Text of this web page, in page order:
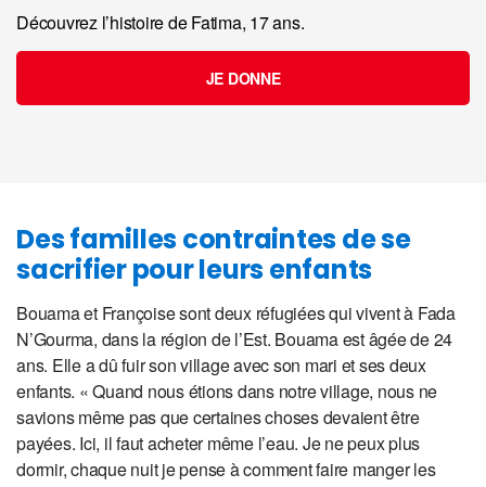
Découvrez l’histoire de Fatima, 17 ans.
JE DONNE
Des familles contraintes de se
sacrifier pour leurs enfants
Bouama et Françoise sont deux réfugiées qui vivent à Fada
N’Gourma, dans la région de l’Est. Bouama est âgée de 24
ans. Elle a dû fuir son village avec son mari et ses deux
enfants. « Quand nous étions dans notre village, nous ne
savions même pas que certaines choses devaient être
payées. Ici, il faut acheter même l’eau. Je ne peux plus
dormir, chaque nuit je pense à comment faire manger les